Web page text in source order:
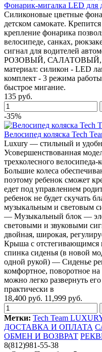
Фонарик-мигалка LED для
Силиконовые цветные
детском самокате.
крепление фонарика
велосипеде, санках,
сигнал для водителей
РОЗОВЫЙ, САЛАТОВЫЙ,
материал: силикон - LED
комплект - 3 режима
быстрое мигание.
135 руб.
-35%
Велосипед коляска Tech
Luxury — стильный и
Усовершенствованная
трехколесного
Большие колеса
поэтому ребенок сможет
едет под управлением
ребенок не будет скучать
музыкальным и световым
— Музыкальный блок —
световыми и звуковыми
двойная, широкая,
Крыша с отстегивающимся
спинка сиденья (в новой
одной рукой) — Сиденье
комфортное, поворотное
можно легко развернуть
практически в
18,400 руб. 11,999 руб.
Метки: Tech Team
ДОСТАВКА И ОПЛАТА
ОБМЕН И ВОЗВРАТ
8(812)981-55-38